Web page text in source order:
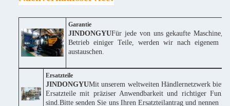
Garantie
JINDONGYUFür jede von uns gekaufte Maschine,
Betrieb einiger Teile, werden wir nach eigenem
austauschen.
Ersatzteile
JINDONGYUMit unserem weltweiten Händlernetzwerk
Ersatzteile mit präziser Anwendbarkeit und richtiger
sind.Bitte senden Sie uns Ihren Ersatzteilantrag und nennen